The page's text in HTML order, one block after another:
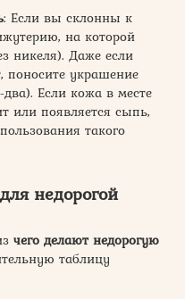
: Если вы склонны к
на которой
никеля). Даже если
поносите украшение
Если кожа в месте
или появляется сыпь,
такого
недорогой
чего делают недорогую
таблицу